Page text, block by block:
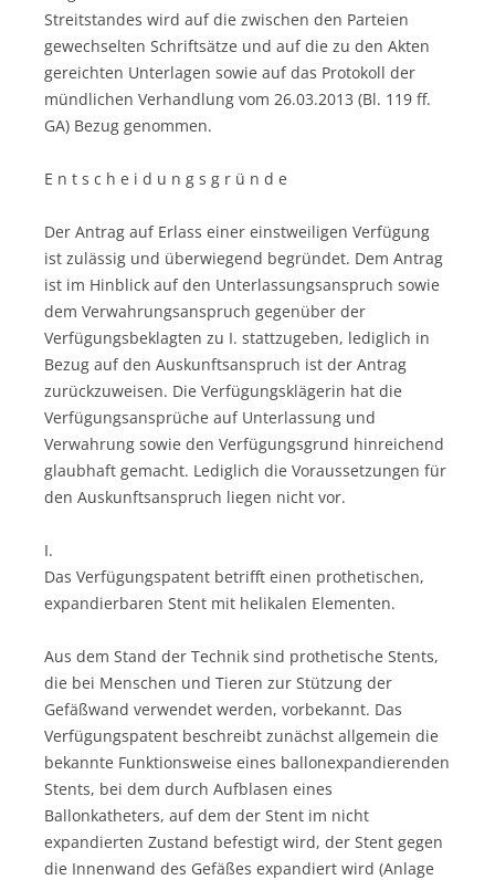
Streitstandes wird auf die zwischen den Parteien
gewechselten Schriftsätze und auf die zu den Akten
gereichten Unterlagen sowie auf das Protokoll der
mündlichen Verhandlung vom 26.03.2013 (Bl. 119 ff.
GA) Bezug genommen.
E n t s c h e i d u n g s g r ü n d e
Der Antrag auf Erlass einer einstweiligen Verfügung
ist zulässig und überwiegend begründet. Dem Antrag
ist im Hinblick auf den Unterlassungsanspruch sowie
dem Verwahrungsanspruch gegenüber der
Verfügungsbeklagten zu I. stattzugeben, lediglich in
Bezug auf den Auskunftsanspruch ist der Antrag
zurückzuweisen. Die Verfügungsklägerin hat die
Verfügungsansprüche auf Unterlassung und
Verwahrung sowie den Verfügungsgrund hinreichend
glaubhaft gemacht. Lediglich die Voraussetzungen für
den Auskunftsanspruch liegen nicht vor.
I.
Das Verfügungspatent betrifft einen prothetischen,
expandierbaren Stent mit helikalen Elementen.
Aus dem Stand der Technik sind prothetische Stents,
die bei Menschen und Tieren zur Stützung der
Gefäßwand verwendet werden, vorbekannt. Das
Verfügungspatent beschreibt zunächst allgemein die
bekannte Funktionsweise eines ballonexpandierenden
Stents, bei dem durch Aufblasen eines
Ballonkatheters, auf dem der Stent im nicht
expandierten Zustand befestigt wird, der Stent gegen
die Innenwand des Gefäßes expandiert wird (Anlage